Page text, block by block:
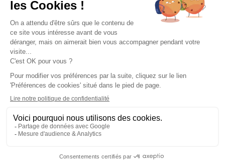
actions de formation,
validation des acquis de
compétences.
Dernière mise à jour de la page : 27 février 2024
C.G.U
Mentions légales
Fait avec beaucoup d’amour par Visions Nouvelles 2023